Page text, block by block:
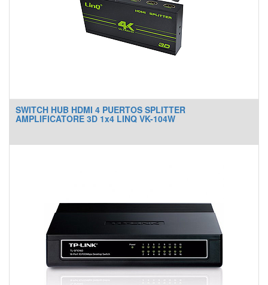
SWITCH HUB HDMI 4 PUERTOS SPLITTER
AMPLIFICATORE 3D 1x4 LINQ VK-104W